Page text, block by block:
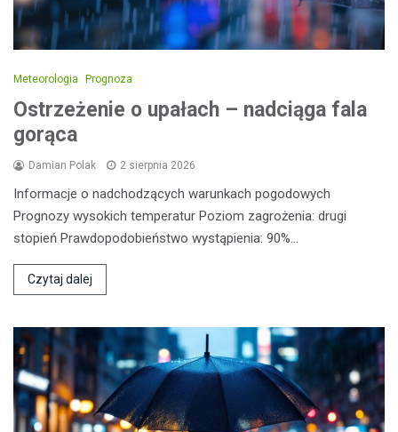
Meteorologia Prognoza
Ostrzeżenie o upałach – nadciąga fala
gorąca
Damian Polak 2 sierpnia 2026
Informacje o nadchodzących warunkach pogodowych
Prognozy wysokich temperatur Poziom zagrożenia: drugi
stopień Prawdopodobieństwo wystąpienia: 90%…
Czytaj dalej